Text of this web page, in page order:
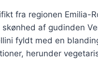
fra regionen Emilia-
af gudinden
fyldt med en
herunder